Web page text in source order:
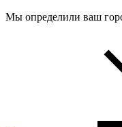
Мы определили ваш